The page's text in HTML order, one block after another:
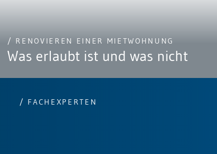
/ RENOVIEREN EINER MIETWOHNUNG
Was erlaubt ist und was nicht
/ FACHEXPERTEN